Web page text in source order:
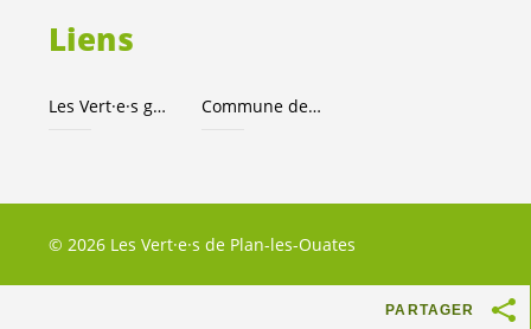
PARTAGER
Liens
Les Vert·e·s genevois·es Commune de Plan-les-Ouates
© 2026 Les Vert·e·s de Plan-les-Ouates